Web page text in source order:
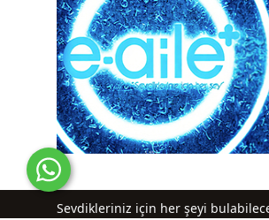
Sevdikleriniz için her şeyi